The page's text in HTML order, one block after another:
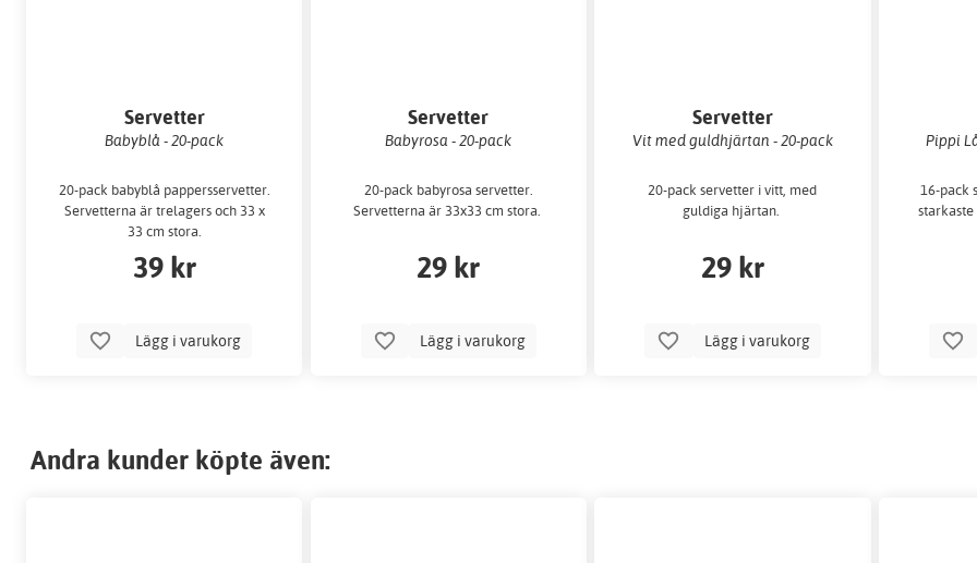
Servetter
Babyblå - 20-pack
20-pack babyblå pappersservetter.
Servetterna är trelagers och 33 x
33 cm stora.
39 kr
Lägg i varukorg
Servetter
Babyrosa - 20-pack
20-pack babyrosa servetter.
Servetterna är 33x33 cm stora.
29 kr
Lägg i varukorg
Servetter
Vit med guldhjärtan - 20-pack
20-pack servetter i vitt, med
guldiga hjärtan.
29 kr
Lägg i varukorg
Pippi
16-pack
Andra kunder köpte även: